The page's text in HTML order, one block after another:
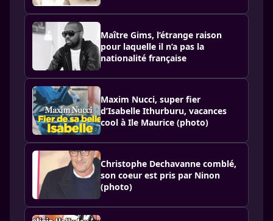
Maître Gims, l’étrange raison
pour laquelle il n’a pas la
nationalité française
Maxim Nucci, super fier
d’Isabelle Ithurburu, vacances
cool à Ile Maurice (photo)
Christophe Dechavanne comblé,
son coeur est pris par Ninon
(photo)